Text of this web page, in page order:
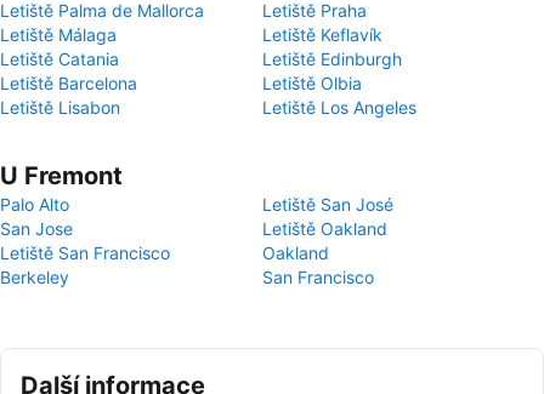
Letiště Palma de Mallorca
Letiště Praha
Letiště Málaga
Letiště Keflavík
Letiště Catania
Letiště Edinburgh
Letiště Barcelona
Letiště Olbia
Letiště Lisabon
Letiště Los Angeles
U Fremont
Palo Alto
Letiště San José
San Jose
Letiště Oakland
Letiště San Francisco
Oakland
Berkeley
San Francisco
Další informace